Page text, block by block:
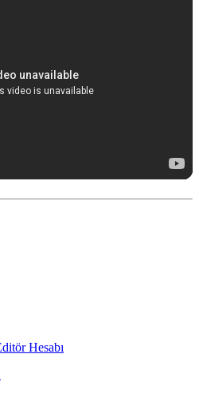
Hesabı